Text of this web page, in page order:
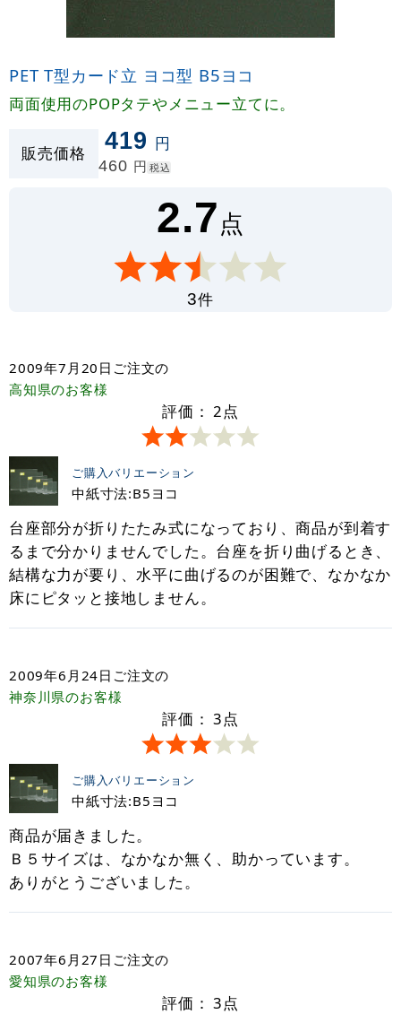
PET T型カード立 ヨコ型 B5ヨコ
両面使用のPOPタテやメニュー立てに。
販売価格 419 円
460 円 税込
2.7点
3件
2009年7月20日 ご注文の
高知県のお客様
評価： 2点
ご購入バリエーション
中紙寸法:B5ヨコ
台座部分が折りたたみ式になっており、商品が到着す
るまで分かりませんでした。台座を折り曲げるとき、
結構な力が要り、水平に曲げるのが困難で、なかなか
床にピタッと接地しません。
2009年6月24日 ご注文の
神奈川県のお客様
評価： 3点
ご購入バリエーション
中紙寸法:B5ヨコ
商品が届きました。
Ｂ５サイズは、なかなか無く、助かっています。
ありがとうございました。
2007年6月27日 ご注文の
愛知県のお客様
評価： 3点